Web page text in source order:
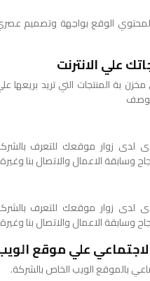
الوقع بواجهة وتصميم
علي الانترنت
بة المنتجات التي تريد بريعها
لدى زوار موقعك للتعرف
وسابقة الاعمال والاتصال بنا
لدى زوار موقعك للتعرف
وسابقة الاعمال والاتصال بنا
علي موقع
بالموقع الويب الخاص بالشركة.